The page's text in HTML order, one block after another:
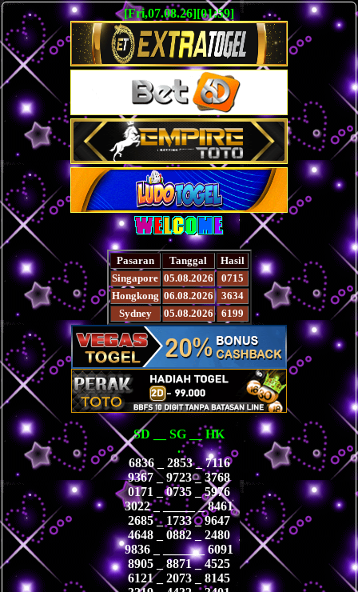
[Fri,07.08.26][01:59]
Pasaran Tanggal
Hasil
Singapore 05.08.2026
0715
Hongkong 06.08.2026
3634
Sydney
05.08.2026 6199
SD __ SG __ HK
.
6836 _ 2853 _ 7116
9367 _ 9723 _ 3768
0171 _ 0735 _ 5976
3022 _ _____ _ 8461
2685 _ 1733 _ 9647
4648 _ 0882 _ 2480
9836 _ _____ _ 6091
8905 _ 8871 _ 4525
6121 _ 2073 _ 8145